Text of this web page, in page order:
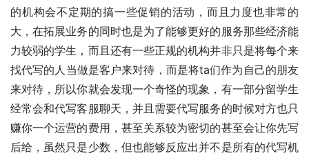
的机构会不定期的搞一些促销的活动，而且力度也非常的
大，在拓展业务的同时也是为了能够更好的服务那些经济能
力较弱的学生，而且还有一些正规的机构并非只是将每个来
找代写的人当做是客户来对待，而是将ta们作为自己的朋友
来对待，所以你就会发现一个奇怪的现象，有一部分留学生
经常会和代写客服聊天，并且需要代写服务的时候对方也只
赚你一个运营的费用，甚至关系较为密切的甚至会让你先写
后给，虽然只是少数，但也能够反应出并不是所有的代写机